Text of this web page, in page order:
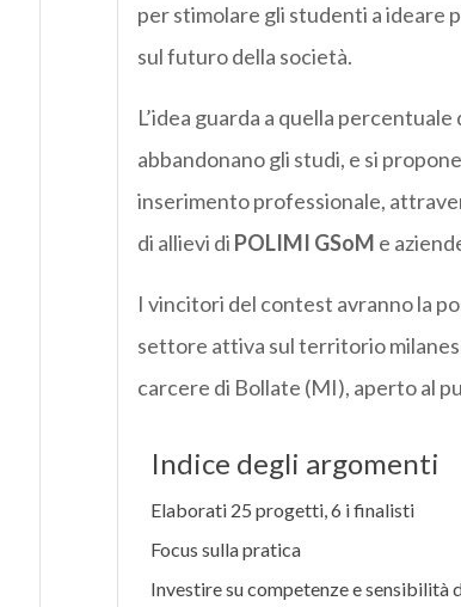
per stimolare gli studenti a ideare
sul futuro della società.
L’idea guarda a quella
abbandonano gli studi, e si
inserimento professionale,
di allievi di POLIMI GSoM e
I vincitori del contest avranno la
settore attiva sul territorio
carcere di Bollate (MI), aperto al
Indice degli argomenti
Elaborati 25 progetti, 6 i finalisti
Focus sulla pratica
Investire su competenze e sensibilità